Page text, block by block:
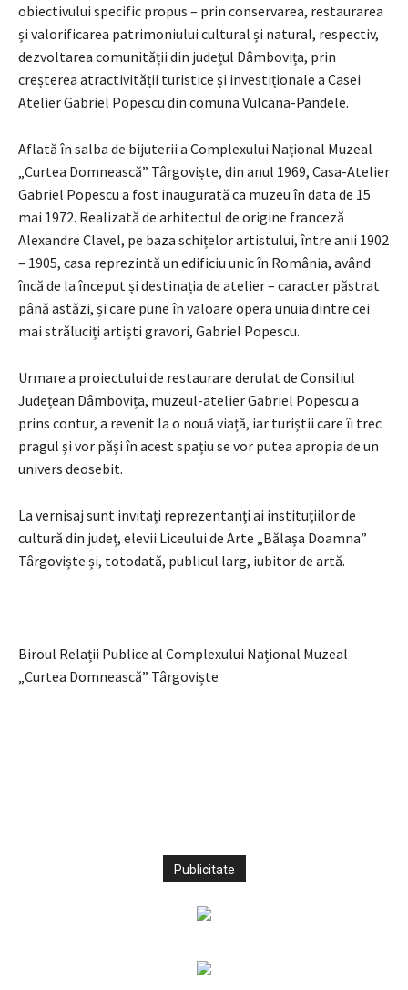
obiectivului specific propus – prin conservarea, restaurarea
și valorificarea patrimoniului cultural și natural, respectiv,
dezvoltarea comunității din județul Dâmbovița, prin
creșterea atractivității turistice și investiționale a Casei
Atelier Gabriel Popescu din comuna Vulcana-Pandele.
Aflată în salba de bijuterii a Complexului Național Muzeal
„Curtea Domnească” Târgoviște, din anul 1969, Casa-Atelier
Gabriel Popescu a fost inaugurată ca muzeu în data de 15
mai 1972. Realizată de arhitectul de origine franceză
Alexandre Clavel, pe baza schițelor artistului, între anii 1902
– 1905, casa reprezintă un edificiu unic în România, având
încă de la început și destinația de atelier – caracter păstrat
până astăzi, și care pune în valoare opera unuia dintre cei
mai străluciți artiști gravori, Gabriel Popescu.
Urmare a proiectului de restaurare derulat de Consiliul
Județean Dâmbovița, muzeul-atelier Gabriel Popescu a
prins contur, a revenit la o nouă viață, iar turiștii care îi trec
pragul și vor păși în acest spațiu se vor putea apropia de un
univers deosebit.
La vernisaj sunt invitați reprezentanți ai instituțiilor de
cultură din județ, elevii Liceului de Arte „Bălașa Doamna”
Târgoviște și, totodată, publicul larg, iubitor de artă.
Biroul Relații Publice al Complexului Național Muzeal
„Curtea Domnească” Târgoviște
Publicitate